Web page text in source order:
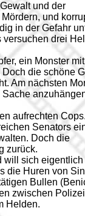
und der
und
in der Gefahr
versuchen drei
ein Monster mit
die schöne
Am nächsten
aufrechten
Senators
Doch die
zurück.
will sich eigentlich
die Huren von
Bullen
zwischen
Helden.